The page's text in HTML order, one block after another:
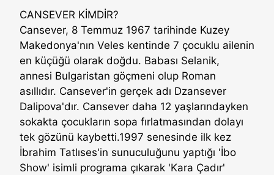
CANSEVER KİMDİR?
Cansever, 8 Temmuz 1967 tarihinde Kuzey
Makedonya'nın Veles kentinde 7 çocuklu ailenin
en küçüğü olarak doğdu. Babası Selanik,
annesi Bulgaristan göçmeni olup Roman
asıllıdır. Cansever'in gerçek adı Dzansever
Dalipova'dır. Cansever daha 12 yaşlarındayken
sokakta çocukların sopa fırlatmasından dolayı
tek gözünü kaybetti.1997 senesinde ilk kez
İbrahim Tatlıses'in sunuculuğunu yaptığı 'İbo
Show' isimli programa çıkarak 'Kara Çadır'